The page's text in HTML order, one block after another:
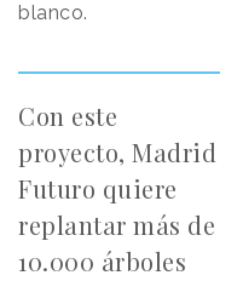
blanco.
Con este
proyecto, Madrid
Futuro quiere
replantar más de
10.000 árboles